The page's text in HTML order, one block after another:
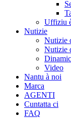
Uffiziu
Nutizie
Nutizie
Nutizie
Video
Nantu à noi
Marca
AGENTI
Cuntatta ci
FAQ